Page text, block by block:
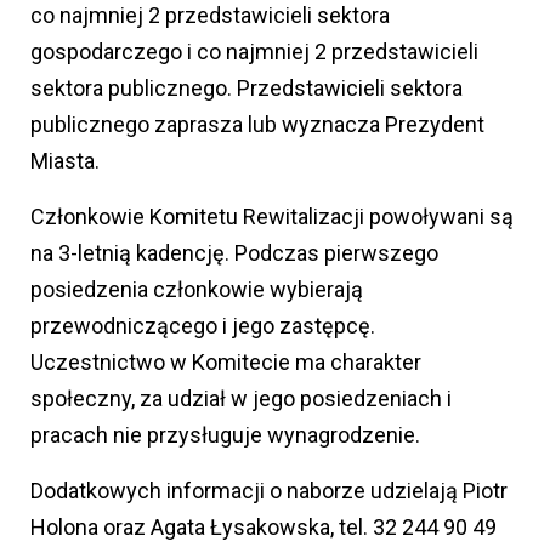
co najmniej 2 przedstawicieli sektora
gospodarczego i co najmniej 2 przedstawicieli
sektora publicznego. Przedstawicieli sektora
publicznego zaprasza lub wyznacza Prezydent
Miasta.
Członkowie Komitetu Rewitalizacji powoływani są
na 3-letnią kadencję. Podczas pierwszego
posiedzenia członkowie wybierają
przewodniczącego i jego zastępcę.
Uczestnictwo w Komitecie ma charakter
społeczny, za udział w jego posiedzeniach i
pracach nie przysługuje wynagrodzenie.
Dodatkowych informacji o naborze udzielają Piotr
Holona oraz Agata Łysakowska, tel. 32 244 90 49